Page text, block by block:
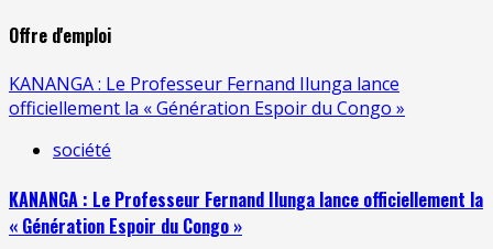
Offre d'emploi
KANANGA : Le Professeur Fernand Ilunga lance
officiellement la « Génération Espoir du Congo »
société
KANANGA : Le Professeur Fernand Ilunga lance officiellement la
« Génération Espoir du Congo »